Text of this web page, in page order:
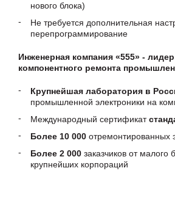
нового блока)
Не требуется дополнительная
перепрограммирование
Инженерная компания «555» -
компонентного ремонта
Крупнейшая лаборатория в
промышленной электроники на
Международный сертификат
Более 10 000 отремонтированных
Более 2 000 заказчиков от малого
крупнейших корпораций